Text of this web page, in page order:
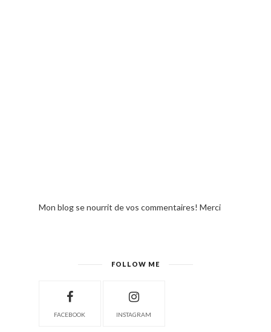
Mon blog se nourrit de vos commentaires! Merci
FOLLOW ME
FACEBOOK INSTAGRAM